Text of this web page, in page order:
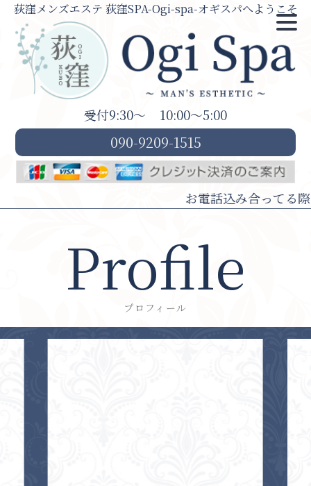
荻窪メンズエステ 荻窪SPA-Ogi-spa-オギスパへようこそ
受付9:30～ 10:00～5:00
090-9209-1515
お電話込み合ってる際は
Profile
プロフィール